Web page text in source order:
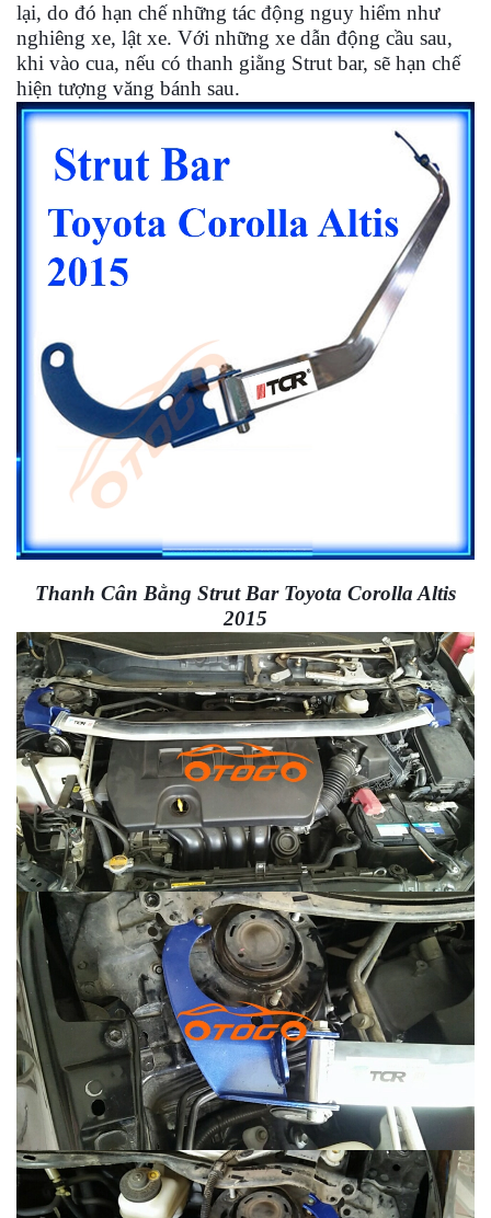
lại, do đó hạn chế những tác động nguy hiểm như
nghiêng xe, lật xe. Với những xe dẫn động cầu sau,
khi vào cua, nếu có thanh giằng Strut bar, sẽ hạn chế
hiện tượng văng bánh sau.
Thanh Cân Bằng Strut Bar Toyota Corolla Altis
2015